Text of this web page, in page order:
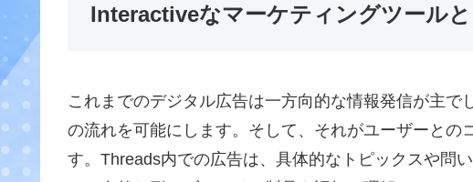
Interactiveなマーケティングツールと
これまでのデジタル広告は一方向的な情報発信が主で
の流れを可能にします。そして、それがユーザーとの
す。Threads内での広告は、具体的なトピックスや問